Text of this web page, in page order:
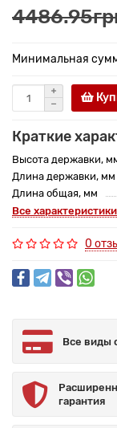
Минимальная
Краткие
Высота державки,
Длина державки, мм
Длина общая, мм
Все характеристики
0
Все виды
гарантия